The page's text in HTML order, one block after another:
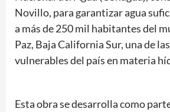
Novillo, para garantizar agua
a más de 250 mil habitantes del
Paz, Baja California Sur, una de
vulnerables del país en materia
Esta obra se desarrolla como